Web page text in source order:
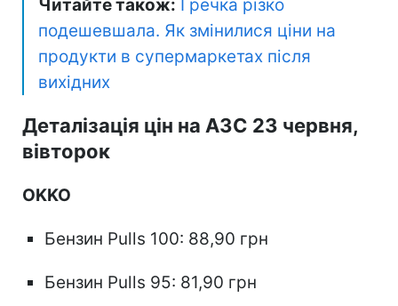
Читайте також: Гречка різко
подешевшала. Як змінилися ціни на
продукти в супермаркетах після
вихідних
Деталізація цін на АЗС 23 червня,
вівторок
OKKO
Бензин Pulls 100: 88,90 грн
Бензин Pulls 95: 81,90 грн